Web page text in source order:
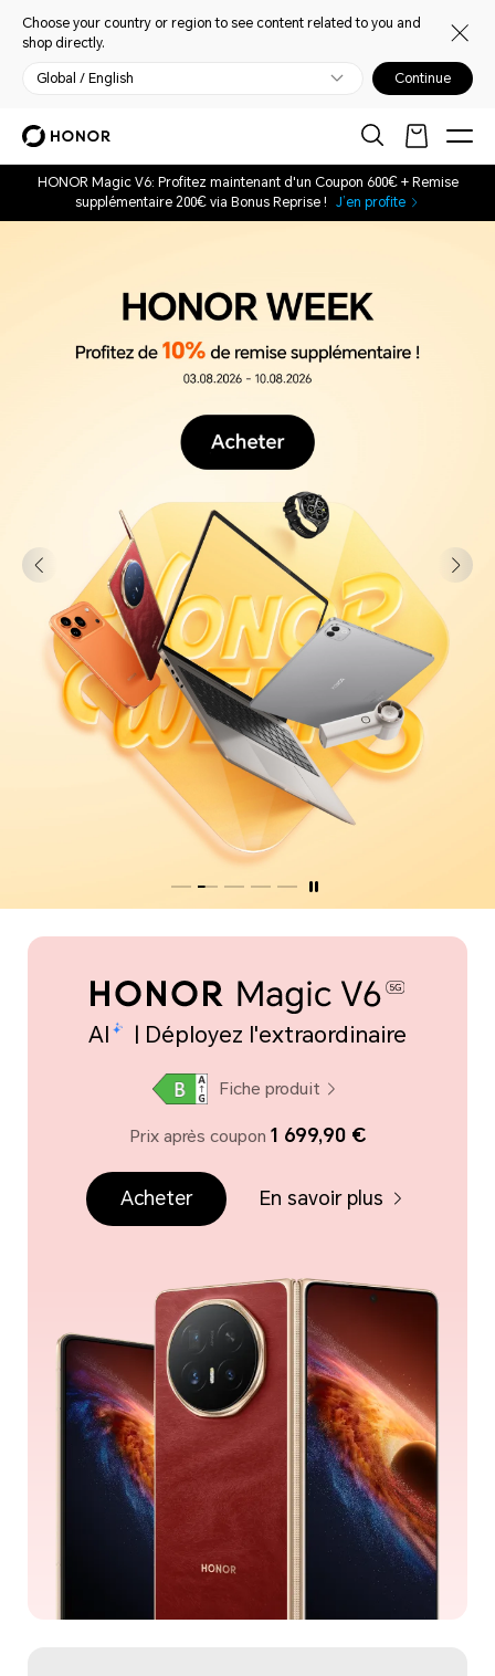
Choose your country or region to see content related to you and
shop directly.
Global / English Continue
HONOR Magic V6: Profitez maintenant d'un Coupon 600€ + Remise
supplémentaire 200€ via Bonus Reprise !
J’en profite
AI | Déployez l'extraordinaire
Fiche produit
Prix après coupon 1 699,90 €
Acheter En savoir plus